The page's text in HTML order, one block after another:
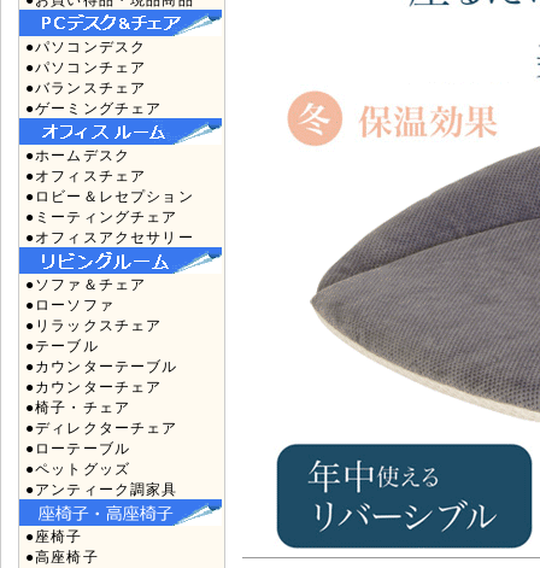
●パソコンデスク
●パソコンチェア
●バランスチェア
●ゲーミングチェア
●ホームデスク
●オフィスチェア
●ロビー＆レセプション
●ミーティングチェア
●オフィスアクセサリー
●ソファ＆チェア
●ローソファ
●リラックスチェア
●テーブル
●カウンターテーブル
●カウンターチェア
●椅子・チェア
●ディレクターチェア
●ローテーブル
●ペットグッズ
●アンティーク調家具
●座椅子
●高座椅子